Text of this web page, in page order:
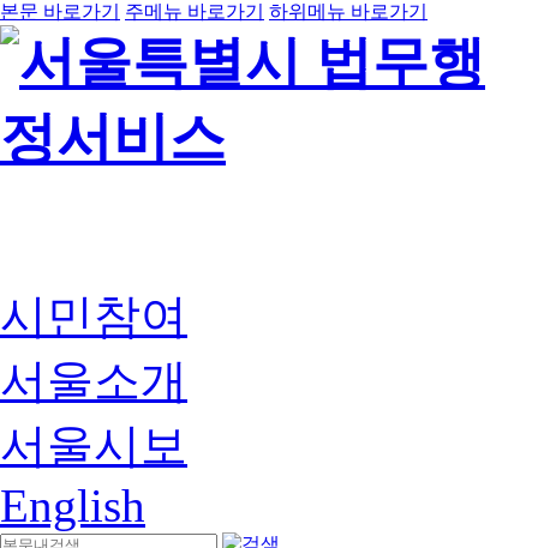
본문 바로가기 주메뉴 바로가기 하위메뉴 바로가기
시민참여
서울소개
서울시보
English